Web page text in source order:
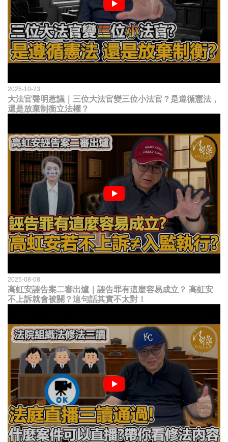
2025-10-23
大法官聲明惹議｜三位大法官變三位小法官？是遵循憲法，
還是放棄制衡立法權？
2025-08-08
高虹安誣告案二審出爐｜誣告罪有這麼容易成立？ 高虹安
不上訴就會被關？這句話其實不太對！